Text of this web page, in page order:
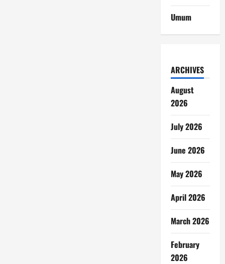
Umum
ARCHIVES
August
2026
July 2026
June 2026
May 2026
April 2026
March 2026
February
2026